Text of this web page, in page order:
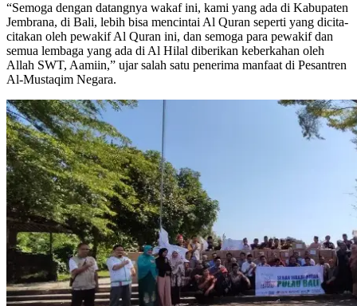
“Semoga dengan datangnya wakaf ini, kami yang ada di Kabupaten
Jembrana, di Bali, lebih bisa mencintai Al Quran seperti yang dicita-
citakan oleh pewakif Al Quran ini, dan semoga para pewakif dan
semua lembaga yang ada di Al Hilal diberikan keberkahan oleh
Allah SWT, Aamiin,” ujar salah satu penerima manfaat di Pesantren
Al-Mustaqim Negara.